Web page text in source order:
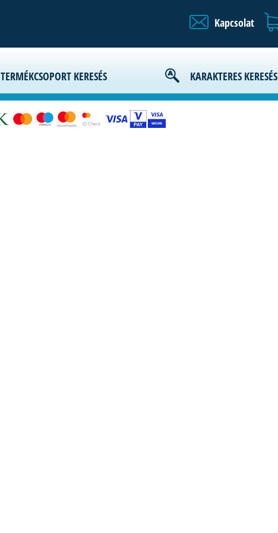
Kapcsolat
TERMÉKCSOPORT KERESÉS KARAKTERES KERESÉS
Adatkezelési szabályzat
Vásárlási feltételek Letöltések GY.I.K.